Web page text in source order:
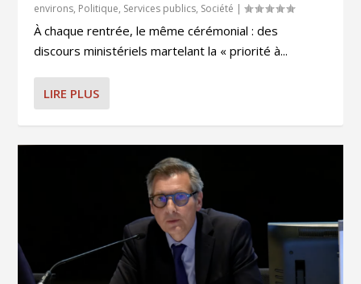
environs, Politique, Services publics, Société |
À chaque rentrée, le même cérémonial : des
discours ministériels martelant la « priorité à...
LIRE PLUS